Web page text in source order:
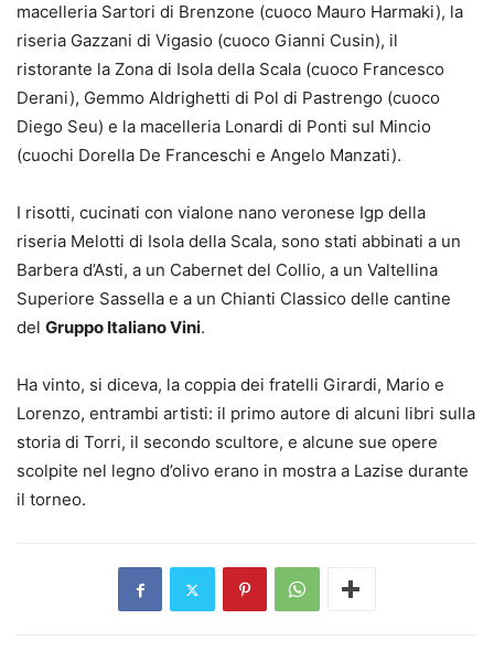
macelleria Sartori di Brenzone (cuoco Mauro Harmaki), la
riseria Gazzani di Vigasio (cuoco Gianni Cusin), il
ristorante la Zona di Isola della Scala (cuoco Francesco
Derani), Gemmo Aldrighetti di Pol di Pastrengo (cuoco
Diego Seu) e la macelleria Lonardi di Ponti sul Mincio
(cuochi Dorella De Franceschi e Angelo Manzati).
I risotti, cucinati con vialone nano veronese Igp della
riseria Melotti di Isola della Scala, sono stati abbinati a un
Barbera d’Asti, a un Cabernet del Collio, a un Valtellina
Superiore Sassella e a un Chianti Classico delle cantine
del Gruppo Italiano Vini.
Ha vinto, si diceva, la coppia dei fratelli Girardi, Mario e
Lorenzo, entrambi artisti: il primo autore di alcuni libri sulla
storia di Torri, il secondo scultore, e alcune sue opere
scolpite nel legno d’olivo erano in mostra a Lazise durante
il torneo.